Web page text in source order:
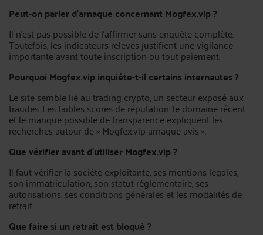
Peut-on parler d’arnaque concernant Mogfex.vip ?
Il n’est pas possible de l’affirmer sans enquête complète.
Toutefois, les indicateurs relevés justifient une vigilance
importante avant toute inscription ou tout paiement.
Pourquoi Mogfex.vip inquiète-t-il certains internautes ?
Le site semble lié au trading crypto, un secteur exposé aux
fraudes. Les faibles scores de réputation, le domaine récent
et le manque possible de transparence expliquent les
recherches autour de « Mogfex.vip arnaque avis ».
Que vérifier avant d’utiliser Mogfex.vip ?
Il faut vérifier la société exploitante, ses mentions légales,
son immatriculation, son statut réglementaire, ses
autorisations, ses conditions générales et les modalités de
retrait.
Que faire si un retrait est bloqué ?